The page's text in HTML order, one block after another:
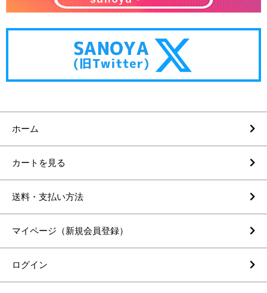
ホーム
カートを見る
送料・支払い方法
マイページ（新規会員登録）
ログイン